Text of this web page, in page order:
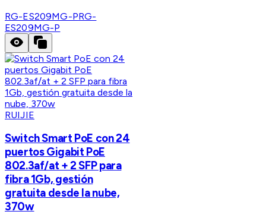
RG-ES209MG-PRG-
ES209MG-P
RUIJIE
Switch Smart PoE con 24
puertos Gigabit PoE
802.3af/at + 2 SFP para
fibra 1Gb, gestión
gratuita desde la nube,
370w